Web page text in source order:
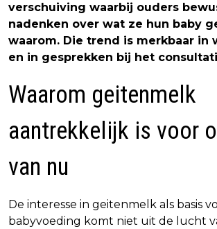
verschuiving waarbij ouders
nadenken over wat ze hun baby
waarom. Die trend is merkbaar in
en in gesprekken bij het
Waarom geitenmelk
aantrekkelijk is voor
van nu
De interesse in geitenmelk als basis
babyvoeding komt niet uit de lucht